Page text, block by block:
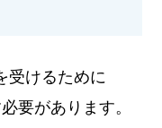
受けるために
要があります。